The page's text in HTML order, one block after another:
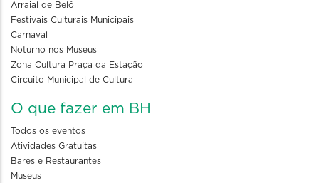
Arraial de Belô
Festivais Culturais Municipais
Carnaval
Noturno nos Museus
Zona Cultura Praça da Estação
Circuito Municipal de Cultura
O que fazer em BH
Todos os eventos
Atividades Gratuitas
Bares e Restaurantes
Museus